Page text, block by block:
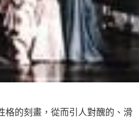
格的刻畫，從而引人對醜的、滑